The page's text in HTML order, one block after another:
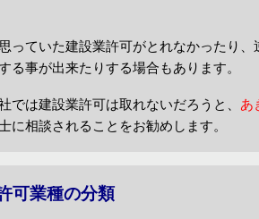
っていた建設業許可がとれなかったり
る事が出来たりする場合もあります。
では建設業許可は取れないだろうと、 あ
に相談されることをお勧めします。
可業種の分類